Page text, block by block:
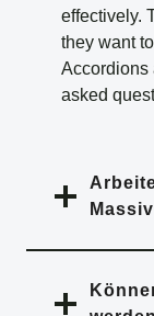
effectively.
they want
Accordions
asked